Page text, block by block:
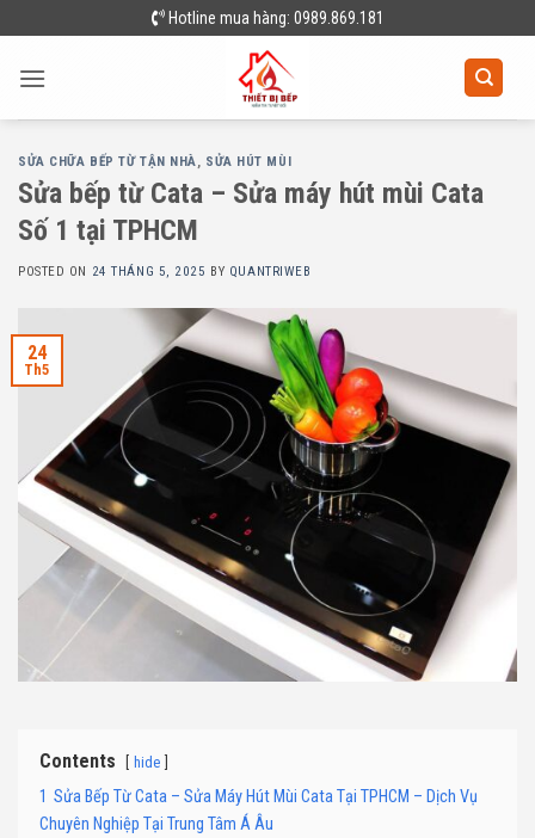
to
content
Hotline mua hàng: 0989.869.181
SỬA CHỮA BẾP TỪ TẬN NHÀ, SỬA HÚT MÙI
Sửa bếp từ Cata – Sửa máy hút mùi Cata
Số 1 tại TPHCM
POSTED ON 24 THÁNG 5, 2025 BY QUANTRIWEB
24
Th5
Contents hide
1 Sửa Bếp Từ Cata – Sửa Máy Hút Mùi Cata Tại TPHCM – Dịch Vụ
Chuyên Nghiệp Tại Trung Tâm Á Âu